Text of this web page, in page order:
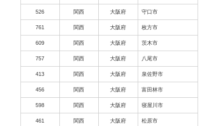
526 関西 大阪府 守口市
761 関西 大阪府 枚方市
609 関西 大阪府 茨木市
757 関西 大阪府 八尾市
413 関西 大阪府 泉佐野市
456 関西 大阪府 富田林市
598 関西 大阪府 寝屋川市
461 関西 大阪府 松原市